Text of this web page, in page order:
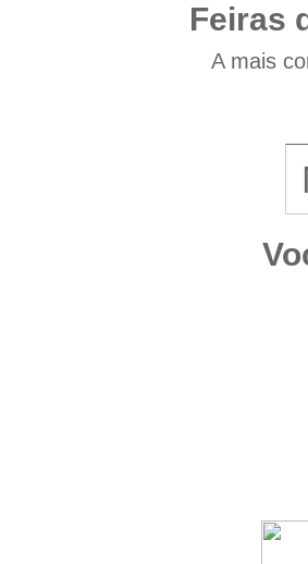
Feiras
A mais